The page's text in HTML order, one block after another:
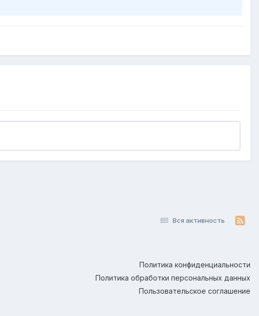
Вся активность
Политика конфиденциальности
Политика обработки персональных данных
Пользовательское соглашение